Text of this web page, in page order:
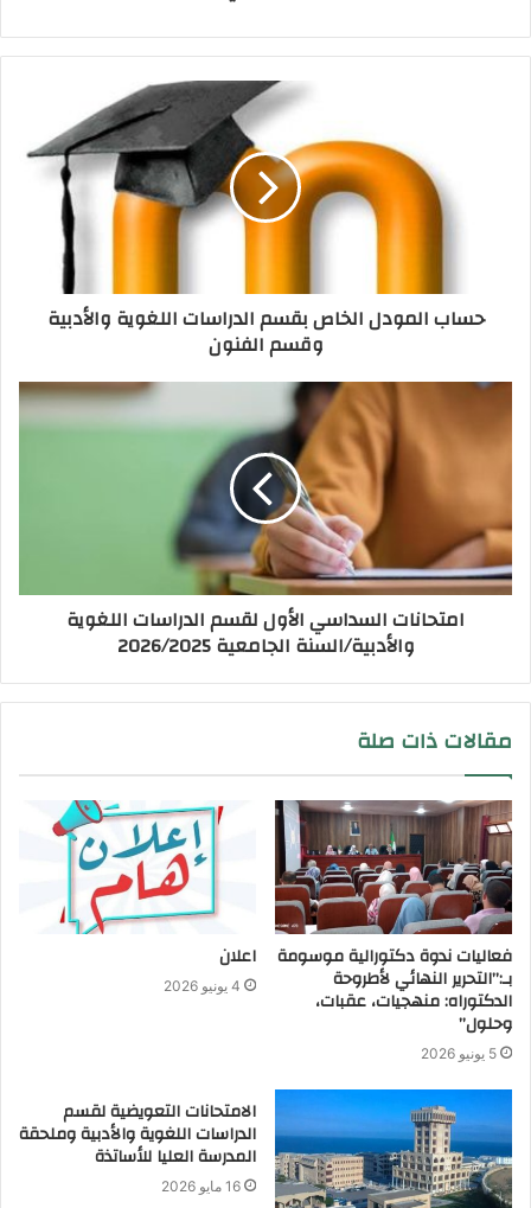
حساب المودل الخاص بقسم الدراسات اللغوية والأدبية
وقسم الفنون
امتحانات السداسي الأول لقسم الدراسات اللغوية
والأدبية/السنة الجامعية 2026/2025
مقالات ذات صلة
فعاليات ندوة دكتورالية موسومة
بـ:”التحرير النهائي لأطروحة
الدكتوراه: منهجيات، عقبات،
وحلول”
5 يونيو 2026
اعلان
4 يونيو 2026
الامتحانات التعويضية لقسم
الدراسات اللغوية والأدبية وملحقة
المدرسة العليا للأساتذة
16 مايو 2026